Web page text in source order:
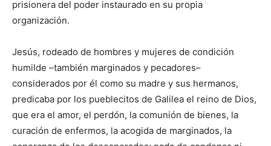
prisionera del poder instaurado en su propia
organización.
Jesús, rodeado de hombres y mujeres de condición
humilde –también marginados y pecadores–
considerados por él como su madre y sus hermanos,
predicaba por los pueblecitos de Galilea el reino de Dios,
que era el amor, el perdón, la comunión de bienes, la
curación de enfermos, la acogida de marginados, la